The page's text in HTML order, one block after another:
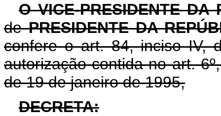
O VICE-PRESIDENTE DA
dePRESIDENTE DA
confere o art. 84, inciso IV,
autorização contida no art.
de 19 de janeiro de 1995,
DECRETA: